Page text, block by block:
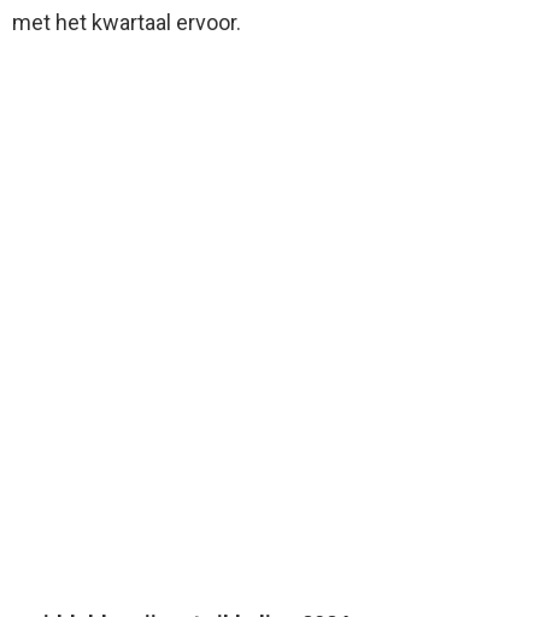
met het kwartaal ervoor.